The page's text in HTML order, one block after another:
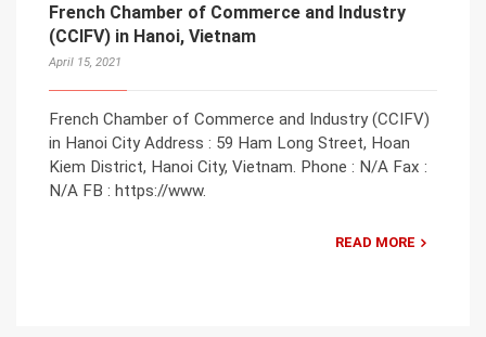
French Chamber of Commerce and Industry
(CCIFV) in Hanoi, Vietnam
April 15, 2021
French Chamber of Commerce and Industry (CCIFV)
in Hanoi City Address : 59 Ham Long Street, Hoan
Kiem District, Hanoi City, Vietnam. Phone : N/A Fax :
N/A FB : https://www.
READ MORE